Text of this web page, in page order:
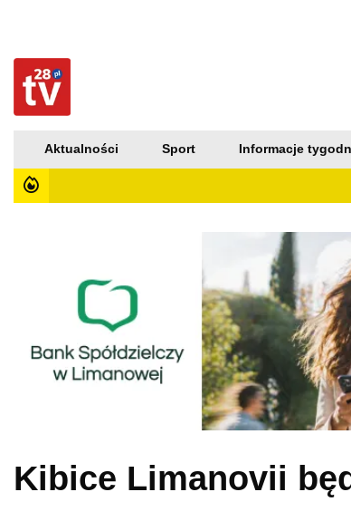
Aktualności Sport Informacje
Kibice Limanovii